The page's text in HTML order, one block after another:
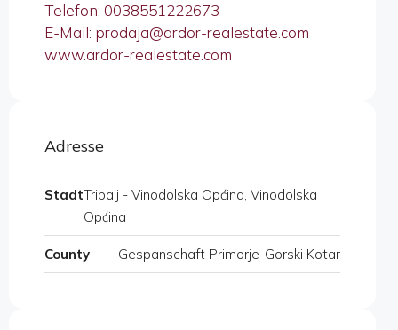
Telefon: 0038551222673
E-Mail: prodaja@ardor-realestate.com
www.ardor-realestate.com
Adresse
StadtTribalj - Vinodolska Općina, Vinodolska
Općina
County Gespanschaft Primorje-Gorski Kotar